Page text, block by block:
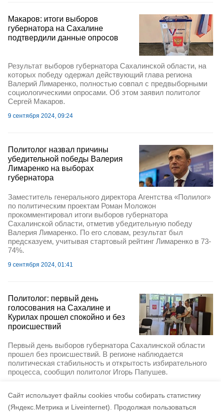
Cайт использует файлы cookies чтобы собирать статистику
(Яндекс.Метрика и Liveinternet).
Продолжая пользоваться
Макаров: итоги выборов
губернатора на Сахалине
подтвердили данные опросов
Результат выборов губернатора Сахалинской области, на
которых победу одержал действующий глава региона
Валерий Лимаренко, полностью совпал с предвыборными
социологическими опросами. Об этом заявил политолог
Сергей Макаров.
9 сентября 2024, 09:24
Политолог назвал причины
убедительной победы Валерия
Лимаренко на выборах
губернатора
Заместитель генерального директора Агентства «Полилог»
по политическим проектам Роман Моложон
прокомментировал итоги выборов губернатора
Сахалинской области, отметив убедительную победу
Валерия Лимаренко. По его словам, результат был
предсказуем, учитывая стартовый рейтинг Лимаренко в 73-
74%.
9 сентября 2024, 01:41
Политолог: первый день
голосования на Сахалине и
Курилах прошел спокойно и без
происшествий
Первый день выборов губернатора Сахалинской области
прошел без происшествий. В регионе наблюдается
политическая стабильность и открытость избирательного
процесса, сообщил политолог Игорь Папушев.